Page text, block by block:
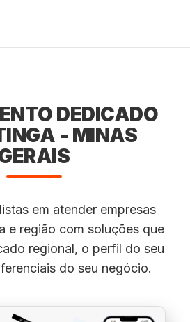
DEDICADO
- MINAS
em atender empresas
e região com soluções que
regional, o perfil do seu
do seu negócio.